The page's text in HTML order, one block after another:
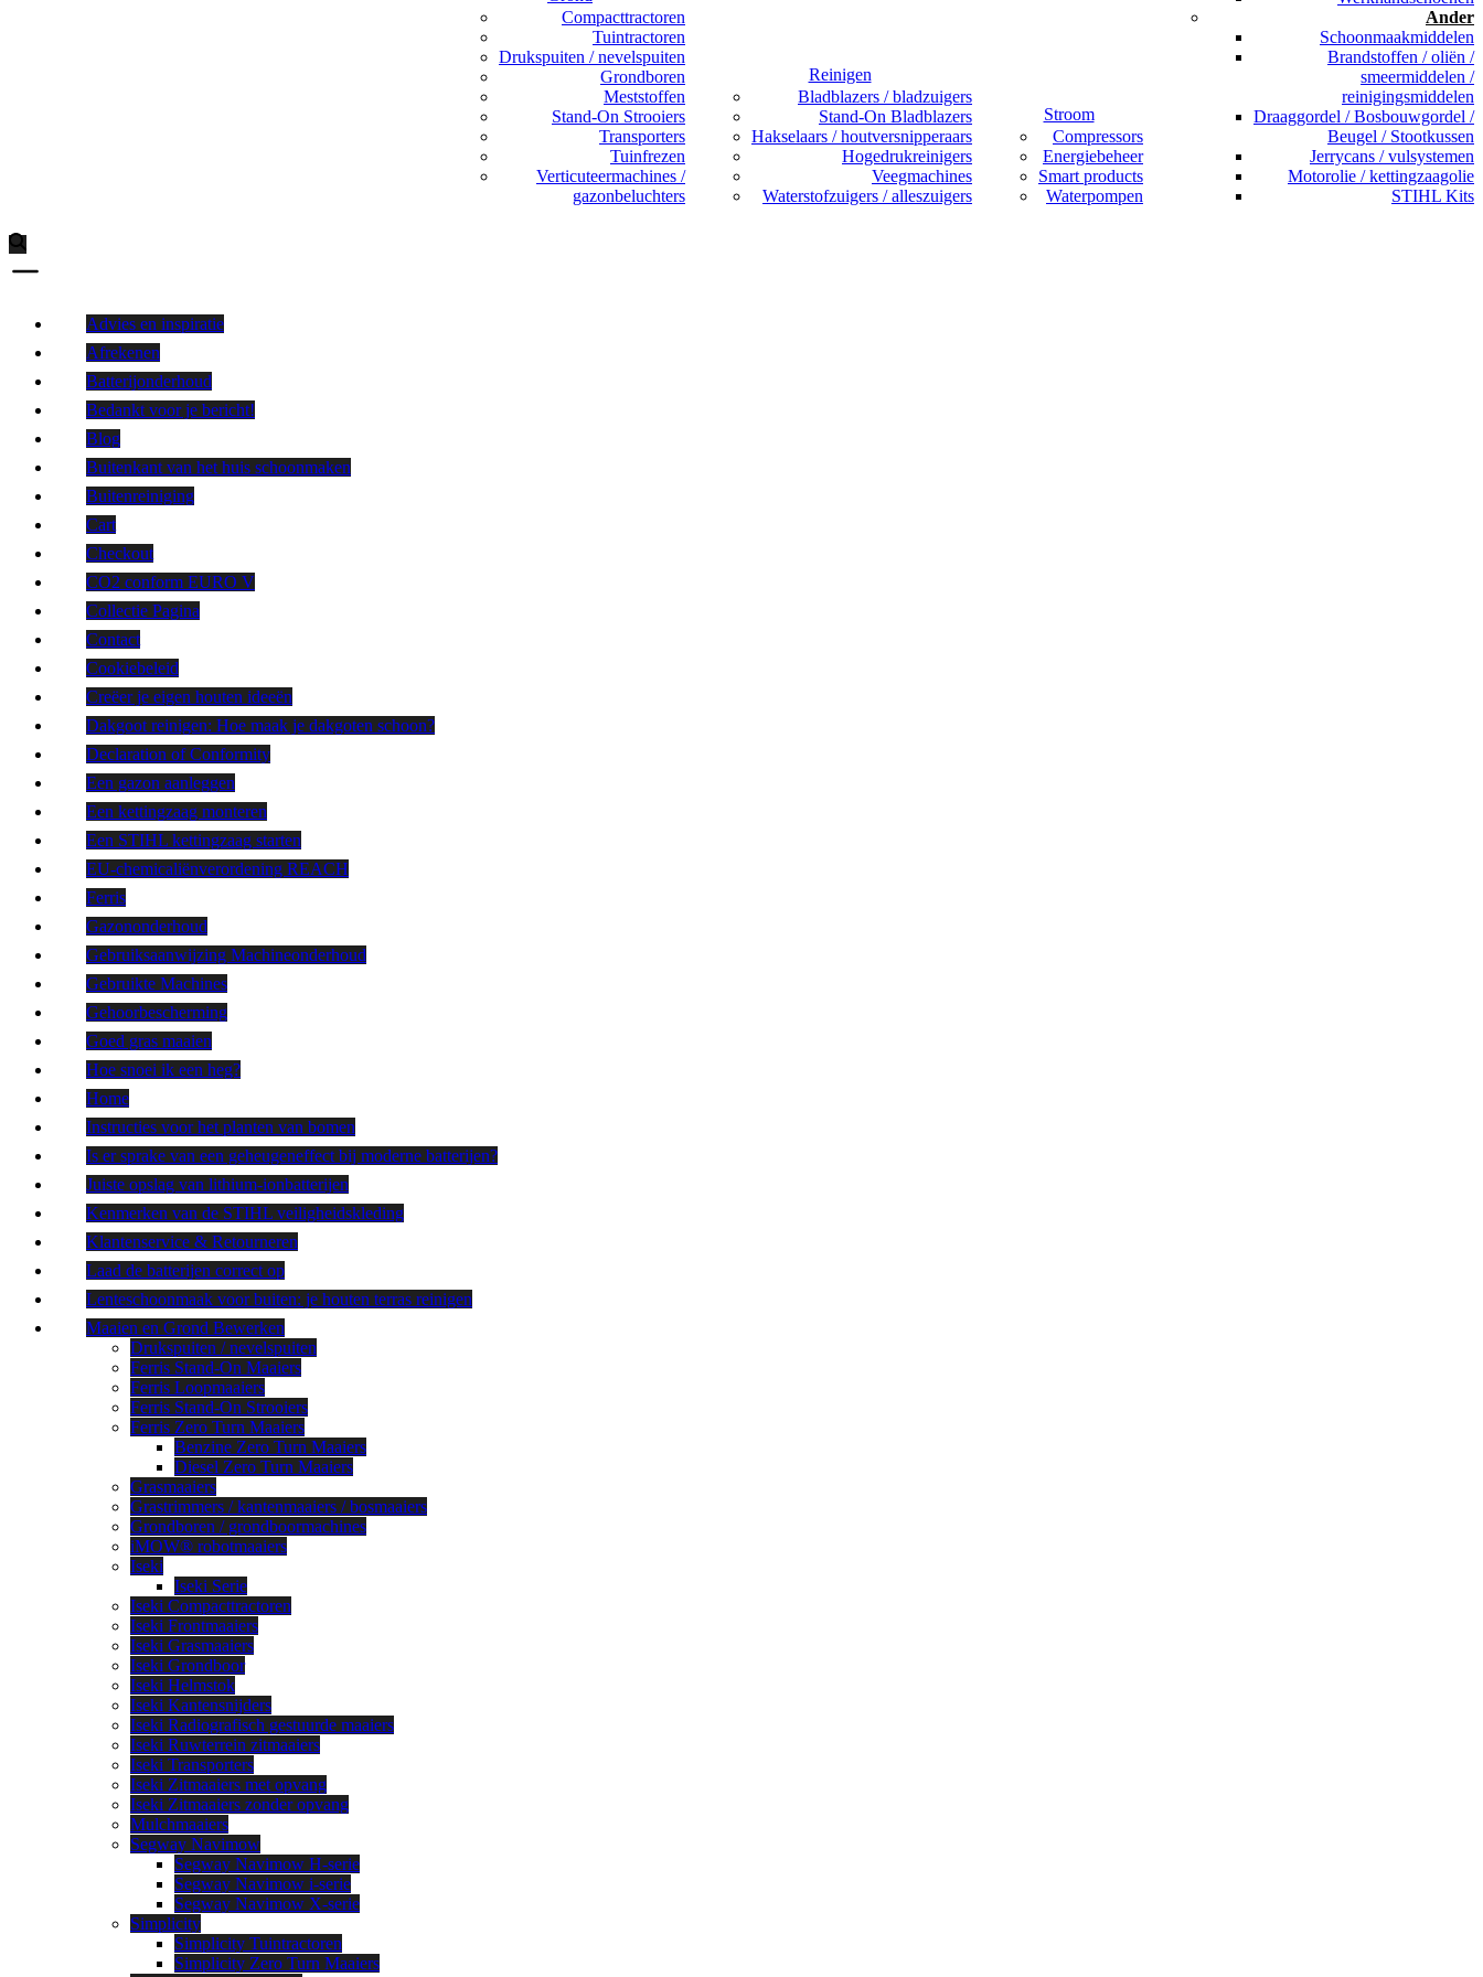
Compacttractoren
Tuintractoren
Drukspuiten / nevelspuiten
Grondboren
Meststoffen
Stand-On Strooiers
Transporters
Tuinfrezen
Verticuteermachines /
gazonbeluchters
Reinigen
Bladblazers / bladzuigers
Stand-On Bladblazers
Hakselaars / houtversnipperaars
Hogedrukreinigers
Veegmachines
Waterstofzuigers / alleszuigers
Stroom
Compressors
Energiebeheer
Smart products
Waterpompen
Ander
Schoonmaakmiddelen
Brandstoffen / oliën /
smeermiddelen /
reinigingsmiddelen
Draaggordel / Bosbouwgordel /
Beugel / Stootkussen
Jerrycans / vulsystemen
Motorolie / kettingzaagolie
STIHL Kits
Advies en inspiratie
Afrekenen
Batterijonderhoud
Bedankt voor je bericht!
Blog
Buitenkant van het huis schoonmaken
Buitenreiniging
Cart
Checkout
CO2 conform EURO V
Collectie Pagina
Contact
Cookiebeleid
Creëer je eigen houten ideeën
Dakgoot reinigen: Hoe maak je dakgoten schoon?
Declaration of Conformity
Een gazon aanleggen
Een kettingzaag monteren
Een STIHL kettingzaag starten
EU-chemicaliënverordening REACH
Ferris
Gazononderhoud
Gebruiksaanwijzing Machineonderhoud
Gebruikte Machines
Gehoorbescherming
Goed gras maaien
Hoe snoei ik een heg?
Home
Instructies voor het planten van bomen
Is er sprake van een geheugeneffect bij moderne batterijen?
Juiste opslag van lithium-ionbatterijen
Kenmerken van de STIHL veiligheidskleding
Klantenservice & Retourneren
Laad de batterijen correct op
Lenteschoonmaak voor buiten: je houten terras reinigen
Maaien en Grond Bewerken
Drukspuiten / nevelspuiten
Ferris Stand-On Maaiers
Ferris Loopmaaiers
Ferris Stand-On Strooiers
Ferris Zero Turn Maaiers
Benzine Zero Turn Maaiers
Diesel Zero Turn Maaiers
Grasmaaiers
Grastrimmers / kantenmaaiers / bosmaaiers
Grondboren / grondboormachines
iMOW® robotmaaiers
Iseki
Iseki Serie
Iseki Compacttractoren
Iseki Frontmaaiers
Iseki Grasmaaiers
Iseki Grondboor
Iseki Helmstok
Iseki Kantensnijders
Iseki Radiografisch gestuurde maaiers
Iseki Ruwterrein zitmaaiers
Iseki Transporters
Iseki Zitmaaiers met opvang
Iseki Zitmaaiers zonder opvang
Mulchmaaiers
Segway Navimow
Segway Navimow H-serie
Segway Navimow i-serie
Segway Navimow X-serie
Simplicity
Simplicity Tuintractoren
Simplicity Zero Turn Maaiers